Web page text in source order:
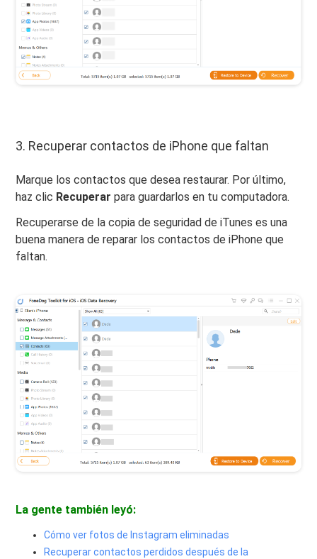
3. Recuperar contactos de iPhone que faltan
Marque los contactos que desea restaurar. Por último,
haz clic Recuperar para guardarlos en tu computadora.
Recuperarse de la copia de seguridad de iTunes es una
buena manera de reparar los contactos de iPhone que
faltan.
La gente también leyó:
Cómo ver fotos de Instagram eliminadas
Recuperar contactos perdidos después de la